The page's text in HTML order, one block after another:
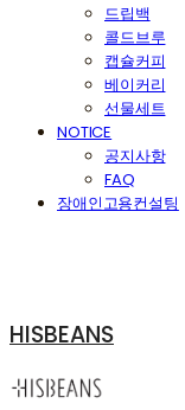
드립백
콜드브루
캡슐커피
베이커리
선물세트
NOTICE
공지사항
FAQ
장애인고용컨설팅
HISBEANS